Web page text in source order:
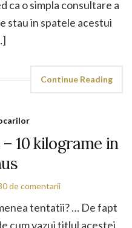
ca o simpla consultare a
stau in spatele acestui
Continue Reading
10 kilograme in
de comentarii
tentatii? … De fapt
cum vazui titlul acestei